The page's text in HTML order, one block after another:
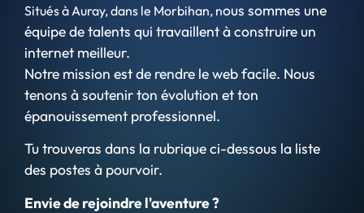
Situés à Auray, dans le Morbihan, nous sommes une
équipe de talents qui travaillent à construire un
internet meilleur.
Notre mission est de rendre le web facile. Nous
tenons à soutenir ton évolution et ton
épanouissement professionnel.
Tu trouveras dans la rubrique ci-dessous la liste
des postes à pourvoir.
Envie de rejoindre l'aventure ?